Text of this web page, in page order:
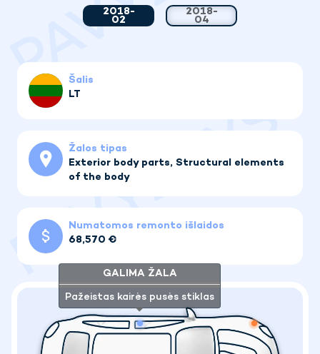
2018-
02
2018-
04
Šalis
LT
Žalos tipas
Exterior body parts, Structural elements
of the body
Numatomos remonto išlaidos
68,570 €
GALIMA ŽALA
Pažeistas kairės pusės stiklas